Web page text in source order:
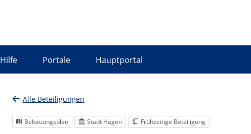
Hilfe Portale Hauptportal
Alle Beteiligungen
Bebauungsplan Stadt Hagen Frühzeitige Beteiligung